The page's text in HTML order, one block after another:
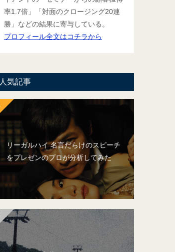
率1.7倍」「対面のクロージング20連
勝」などの結果に寄与している。
プロフィール全文はコチラから
人気記事
リーガルハイ 名言だらけのスピーチ
をプレゼンのプロが分析してみた